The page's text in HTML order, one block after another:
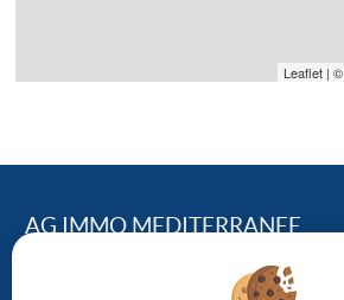
Leaflet| ©
AG IMMO MEDITERRANEE
124, Avenue Georges Clemenceau –